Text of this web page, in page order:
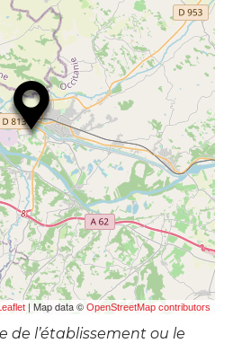
| Map data © OpenStreetMap contributors
de l’établissement ou le